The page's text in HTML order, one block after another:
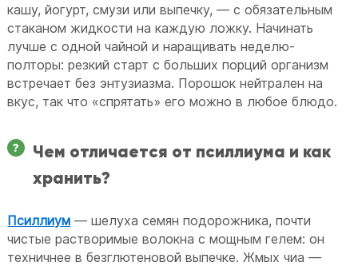
кашу, йогурт, смузи или выпечку, — с обязательным
стаканом жидкости на каждую ложку. Начинать
лучше с одной чайной и наращивать неделю-
полторы: резкий старт с больших порций организм
встречает без энтузиазма. Порошок нейтрален на
вкус, так что «спрятать» его можно в любое блюдо.
Чем отличается от псиллиума и как
хранить?
Псиллиум — шелуха семян подорожника, почти
чистые растворимые волокна с мощным гелем: он
техничнее в безглютеновой выпечке. Жмых чиа —